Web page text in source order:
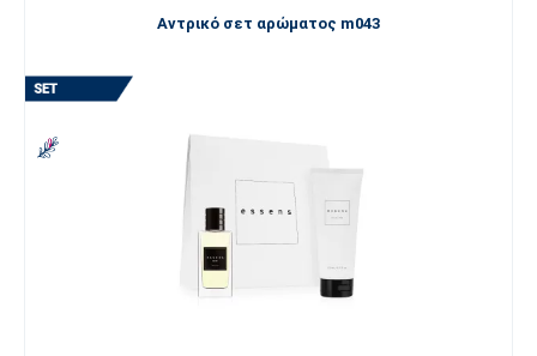
Αντρικό σετ αρώματος m043